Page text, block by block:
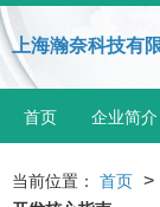
上海瀚奈科技有
首页 企业简介
当前位置： 首页 >